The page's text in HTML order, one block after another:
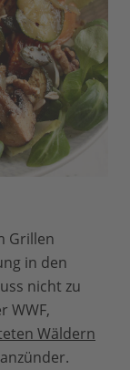
Grillen
in den
nicht zu
WWF,
Wäldern